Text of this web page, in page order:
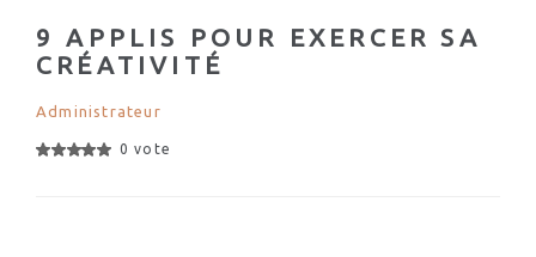
9 APPLIS POUR EXERCER SA
CRÉATIVITÉ
Administrateur
0 vote